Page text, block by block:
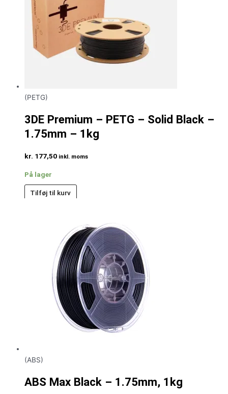
(PETG)
3DE Premium – PETG – Solid Black –
1.75mm – 1kg
kr. 177,50 inkl. moms
På lager
Tilføj til kurv
(ABS)
ABS Max Black – 1.75mm, 1kg